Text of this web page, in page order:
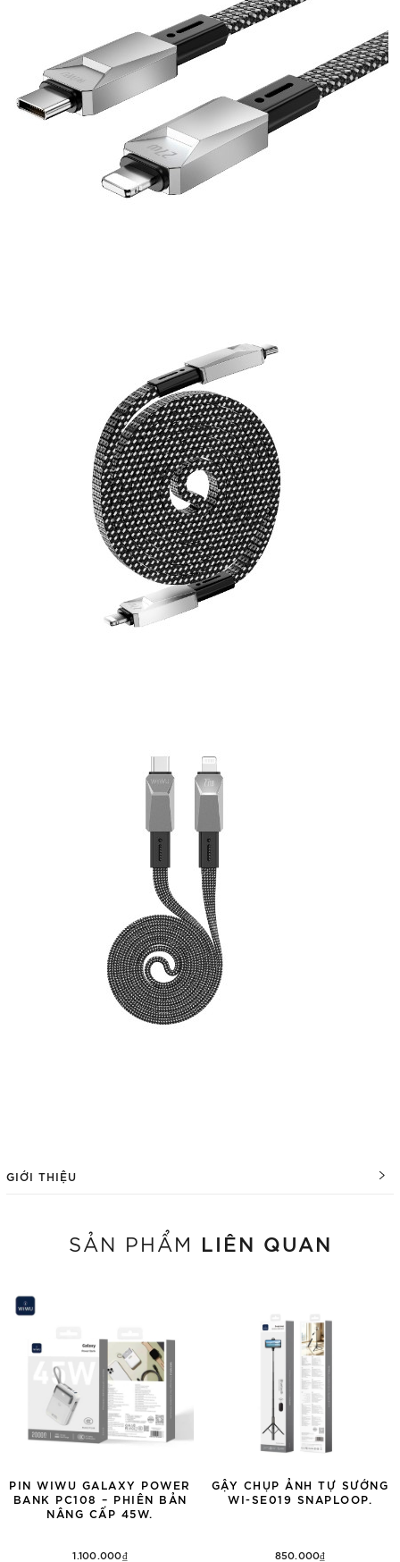
GIỚI THIỆU
SẢN PHẨM LIÊN QUAN
PIN WIWU GALAXY POWER
BANK PC108 – PHIÊN BẢN
NÂNG CẤP 45W.
1.100.000₫
GẬY CHỤP ẢNH TỰ SƯỚNG
WI-SE019 SNAPLOOP.
850.000₫